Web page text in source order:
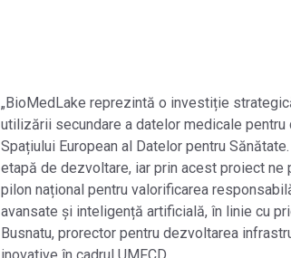
„BioMedLake reprezintă o investiție
utilizării secundare a datelor medicale
Spațiului European al Datelor pentru
etapă de dezvoltare, iar prin acest proiect ne
pilon național pentru valorificarea
avansate și inteligență artificială, în linie cu
Busnatu, prorector pentru dezvoltarea